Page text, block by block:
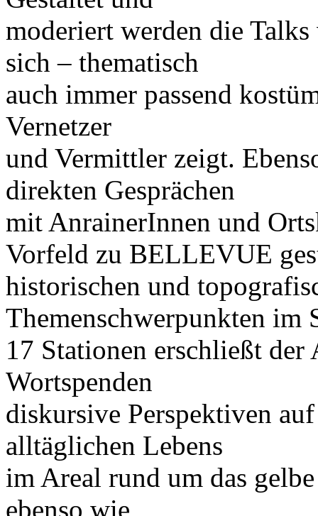
moderiert werden die
sich – thematisch
auch immer passend
Vernetzer
und Vermittler zeigt.
direkten Gesprächen
mit AnrainerInnen und
Vorfeld zu BELLEVUE
historischen und
Themenschwerpunkten im
17 Stationen erschließt
Wortspenden
diskursive Perspektiven
alltäglichen Lebens
im Areal rund um das
ebenso wie